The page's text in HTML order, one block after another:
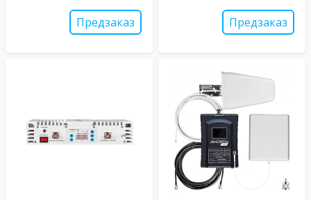
Предзаказ Предзаказ